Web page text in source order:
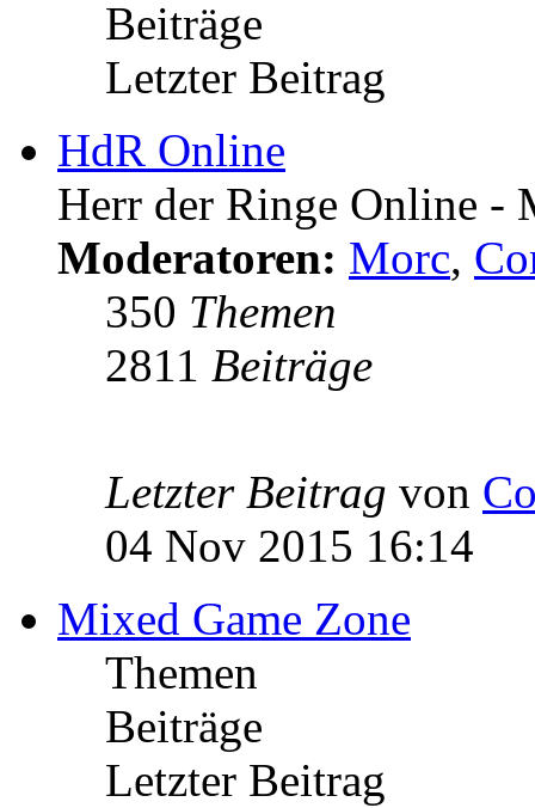
Beiträge
Letzter Beitrag
HdR Online
Herr der Ringe Online -
Moderatoren: Morc,
350 Themen
2811 Beiträge
Letzter Beitrag von
04 Nov 2015 16:14
Mixed Game Zone
Themen
Beiträge
Letzter Beitrag